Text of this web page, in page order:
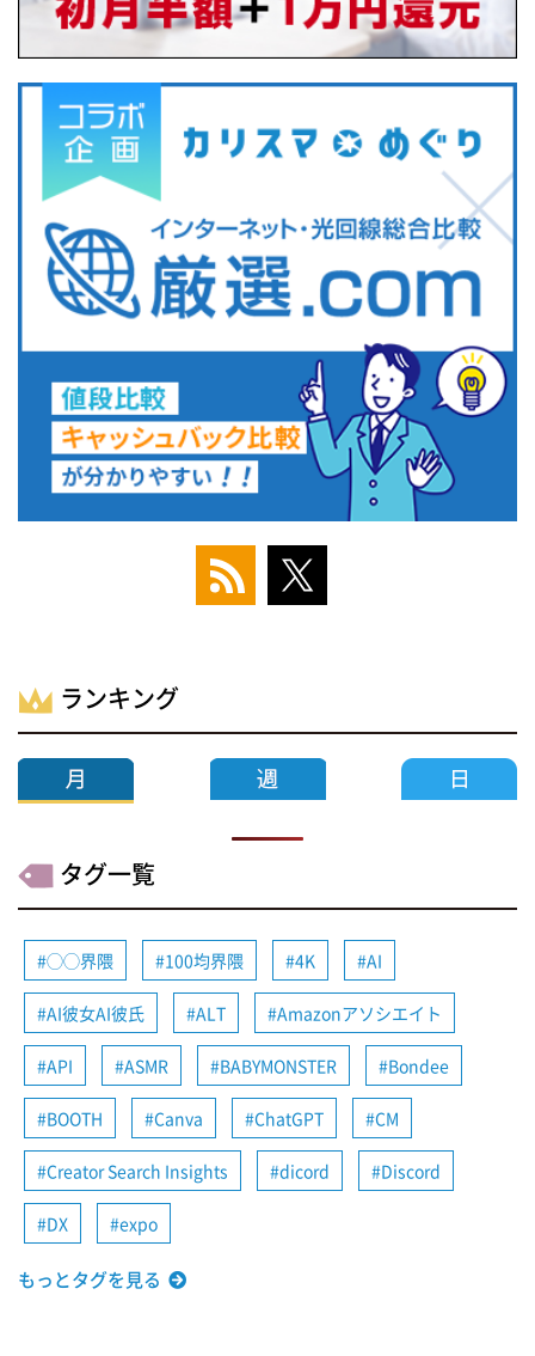
ランキング
タグ一覧
◯◯界隈 100均界隈 4K AI
AI彼女AI彼氏 ALT Amazonアソシエイト
API ASMR BABYMONSTER Bondee
BOOTH Canva ChatGPT CM
Creator Search Insights dicord Discord
DX expo
もっとタグを見る